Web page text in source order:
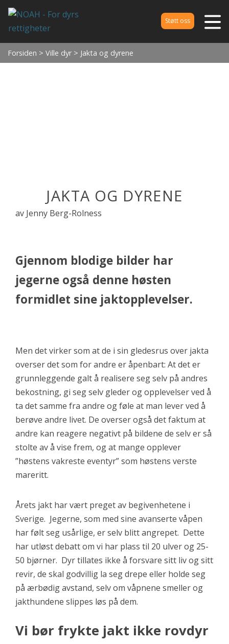
Støtt oss
Forsiden > Ville dyr > Jakta og dyrene
JAKTA OG DYRENE
av Jenny Berg-Rolness
Gjennom blodige bilder har
jegerne også denne høsten
formidlet sine jaktopplevelser.
Men det virker som at de i sin gledesrus over jakta
overser det som for andre er åpenbart: At det er
grunnleggende galt å realisere seg selv på andres
bekostning, gi seg selv gleder og opplevelser ved å
ta det samme fra andre og føle at man lever ved å
berøve andre livet. De overser også det faktum at
andre kan reagere negativt på bildene de selv er så
stolte av å vise frem, og at mange opplever
”høstens vakreste eventyr” som høstens verste
mareritt.
Årets jakt har vært preget av begivenhetene i
Sverige. Jegerne, som med sine avanserte våpen
har følt seg usårlige, er selv blitt angrepet. Dette
har utløst debatt om vi har plass til 20 ulver og 25-
50 bjørner. Dyr tillates ikke å forsvare sitt liv og sitt
revir, de skal godvillig la seg drepe eller holde seg
på ærbødig avstand, selv om våpnene smeller og
jakthundene slippes løs på dem.
Vi bør frykte jakt ikke rovdyr